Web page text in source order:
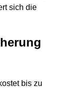
sich die
bis zu